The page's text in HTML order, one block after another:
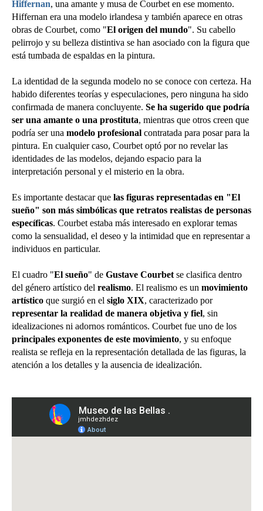
Hiffernan, una amante y musa de Courbet en ese momento.
Hiffernan era una modelo irlandesa y también aparece en otras
obras de Courbet, como "El origen del mundo". Su cabello
pelirrojo y su belleza distintiva se han asociado con la figura que
está tumbada de espaldas en la pintura.
La identidad de la segunda modelo no se conoce con certeza. Ha
habido diferentes teorías y especulaciones, pero ninguna ha sido
confirmada de manera concluyente. Se ha sugerido que podría
ser una amante o una prostituta, mientras que otros creen que
podría ser una modelo profesional contratada para posar para la
pintura. En cualquier caso, Courbet optó por no revelar las
identidades de las modelos, dejando espacio para la
interpretación personal y el misterio en la obra.
Es importante destacar que las figuras representadas en "El
sueño" son más simbólicas que retratos realistas de personas
específicas. Courbet estaba más interesado en explorar temas
como la sensualidad, el deseo y la intimidad que en representar a
individuos en particular.
El cuadro "El sueño" de Gustave Courbet se clasifica dentro
del género artístico del realismo. El realismo es un movimiento
artístico que surgió en el siglo XIX, caracterizado por
representar la realidad de manera objetiva y fiel, sin
idealizaciones ni adornos románticos. Courbet fue uno de los
principales exponentes de este movimiento, y su enfoque
realista se refleja en la representación detallada de las figuras, la
atención a los detalles y la ausencia de idealización.